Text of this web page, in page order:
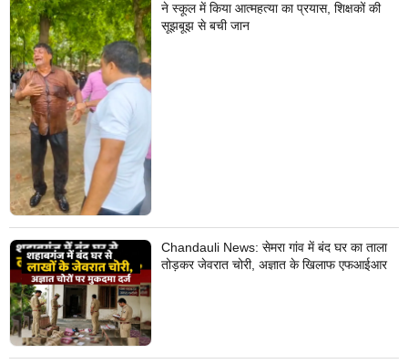
ने स्कूल में किया आत्महत्या का प्रयास, शिक्षकों की
सूझबूझ से बची जान
Chandauli News: सेमरा गांव में बंद घर का ताला
तोड़कर जेवरात चोरी, अज्ञात के खिलाफ एफआईआर